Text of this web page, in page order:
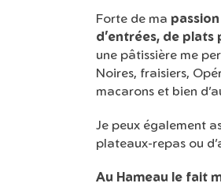
Forte de ma
d’entrées, de
une pâtissière me
Noires, fraisiers,
macarons et bien
Je peux également
plateaux-repas ou
Au Hameau le fait